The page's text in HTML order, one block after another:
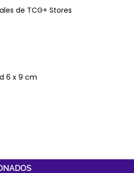
de TCG+ Stores
6 x 9 cm